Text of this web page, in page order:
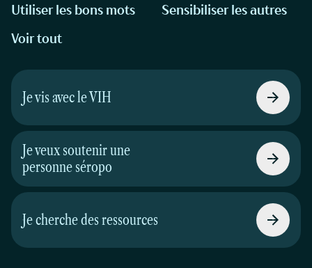
Utiliser les bons mots
Sensibiliser les autres
Voir tout
Je vis avec le VIH
Je veux soutenir une
personne séropo
Je cherche des ressources